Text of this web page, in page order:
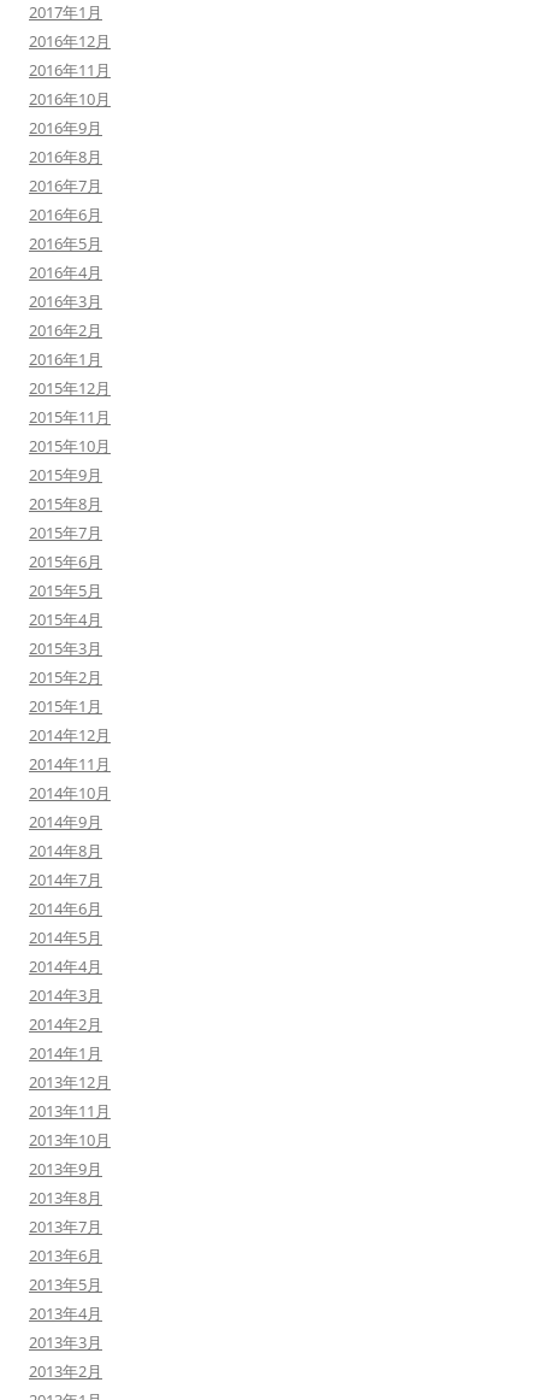
2017年1月
2016年12月
2016年11月
2016年10月
2016年9月
2016年8月
2016年7月
2016年6月
2016年5月
2016年4月
2016年3月
2016年2月
2016年1月
2015年12月
2015年11月
2015年10月
2015年9月
2015年8月
2015年7月
2015年6月
2015年5月
2015年4月
2015年3月
2015年2月
2015年1月
2014年12月
2014年11月
2014年10月
2014年9月
2014年8月
2014年7月
2014年6月
2014年5月
2014年4月
2014年3月
2014年2月
2014年1月
2013年12月
2013年11月
2013年10月
2013年9月
2013年8月
2013年7月
2013年6月
2013年5月
2013年4月
2013年3月
2013年2月